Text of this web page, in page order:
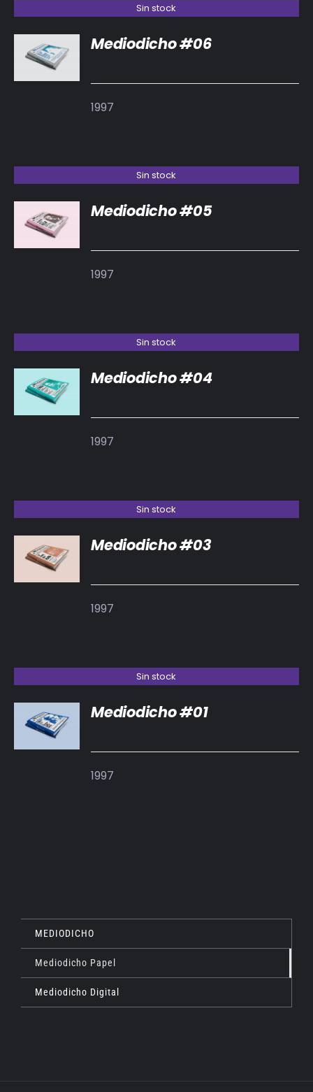
Sin stock
DETALLES
Mediodicho #06
1997
Sin stock
DETALLES
Mediodicho #05
1997
Sin stock
DETALLES
Mediodicho #04
1997
Sin stock
DETALLES
Mediodicho #03
1997
Sin stock
DETALLES
Mediodicho #01
1997
MEDIODICHO
Mediodicho Papel
Mediodicho Digital